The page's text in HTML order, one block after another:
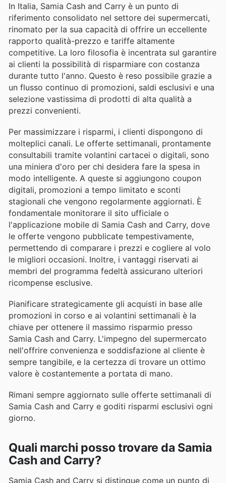
In Italia, Samia Cash and Carry è un punto di
riferimento consolidato nel settore dei supermercati,
rinomato per la sua capacità di offrire un eccellente
rapporto qualità-prezzo e tariffe altamente
competitive. La loro filosofia è incentrata sul garantire
ai clienti la possibilità di risparmiare con costanza
durante tutto l'anno. Questo è reso possibile grazie a
un flusso continuo di promozioni, saldi esclusivi e una
selezione vastissima di prodotti di alta qualità a
prezzi convenienti.
Per massimizzare i risparmi, i clienti dispongono di
molteplici canali. Le offerte settimanali, prontamente
consultabili tramite volantini cartacei o digitali, sono
una miniera d'oro per chi desidera fare la spesa in
modo intelligente. A queste si aggiungono coupon
digitali, promozioni a tempo limitato e sconti
stagionali che vengono regolarmente aggiornati. È
fondamentale monitorare il sito ufficiale o
l'applicazione mobile di Samia Cash and Carry, dove
le offerte vengono pubblicate tempestivamente,
permettendo di comparare i prezzi e cogliere al volo
le migliori occasioni. Inoltre, i vantaggi riservati ai
membri del programma fedeltà assicurano ulteriori
ricompense esclusive.
Pianificare strategicamente gli acquisti in base alle
promozioni in corso e ai volantini settimanali è la
chiave per ottenere il massimo risparmio presso
Samia Cash and Carry. L'impegno del supermercato
nell'offrire convenienza e soddisfazione al cliente è
sempre tangibile, e la certezza di trovare un ottimo
valore è costantemente a portata di mano.
Rimani sempre aggiornato sulle offerte settimanali di
Samia Cash and Carry e goditi risparmi esclusivi ogni
giorno.
Quali marchi posso trovare da Samia
Cash and Carry?
Samia Cash and Carry si distingue come un punto di